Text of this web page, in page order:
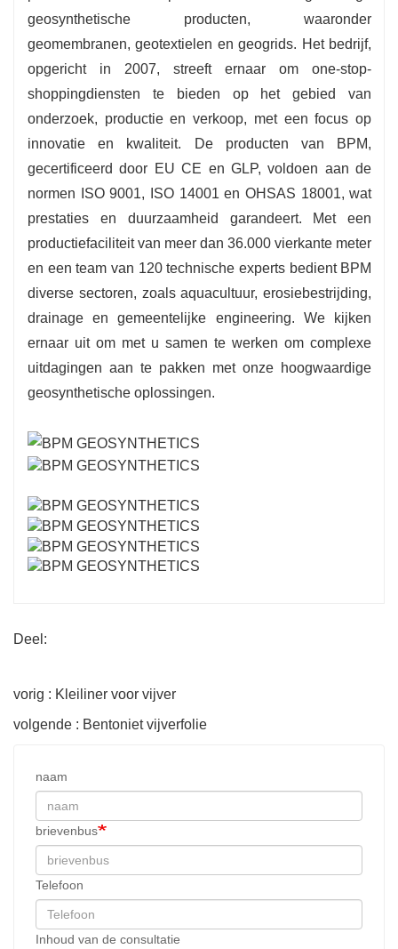
geosynthetische producten, waaronder
geomembranen, geotextielen en geogrids. Het bedrijf,
opgericht in 2007, streeft ernaar om one-stop-
shoppingdiensten te bieden op het gebied van
onderzoek, productie en verkoop, met een focus op
innovatie en kwaliteit. De producten van BPM,
gecertificeerd door EU CE en GLP, voldoen aan de
normen ISO 9001, ISO 14001 en OHSAS 18001, wat
prestaties en duurzaamheid garandeert. Met een
productiefaciliteit van meer dan 36.000 vierkante meter
en een team van 120 technische experts bedient BPM
diverse sectoren, zoals aquacultuur, erosiebestrijding,
drainage en gemeentelijke engineering. We kijken
ernaar uit om met u samen te werken om complexe
uitdagingen aan te pakken met onze hoogwaardige
geosynthetische oplossingen.
Deel:
vorig : Kleiliner voor vijver
volgende : Bentoniet vijverfolie
naam
brievenbus
Telefoon
Inhoud van de consultatie